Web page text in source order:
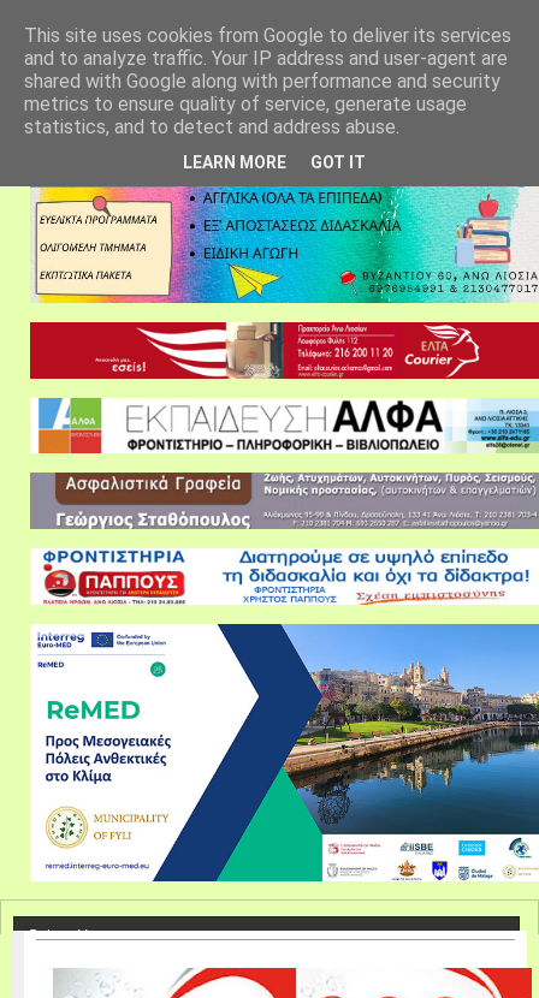
This site uses cookies from Google to deliver its services
and to analyze traffic. Your IP address and user-agent are
shared with Google along with performance and security
metrics to ensure quality of service, generate usage
statistics, and to detect and address abuse.
LEARN MORE GOT IT